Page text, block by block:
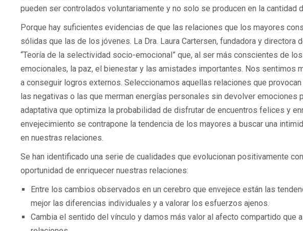
pueden ser controlados voluntariamente y no solo se producen en la cantidad
Porque hay suficientes evidencias de que las relaciones que los mayores
sólidas que las de los jóvenes. La Dra. Laura Cartersen, fundadora y directora
“Teoría de la selectividad socio-emocional” que, al ser más conscientes de
emocionales, la paz, el bienestar y las amistades importantes. Nos sentimos
a conseguir logros externos. Seleccionamos aquellas relaciones que
las negativas o las que merman energías personales sin devolver emociones
adaptativa que optimiza la probabilidad de disfrutar de encuentros felices y
envejecimiento se contrapone la tendencia de los mayores a buscar una
en nuestras relaciones.
Se han identificado una serie de cualidades que evolucionan positivamente
oportunidad de enriquecer nuestras relaciones:
Entre los cambios observados en un cerebro que envejece están las
mejor las diferencias individuales y a valorar los esfuerzos ajenos.
Cambia el sentido del vínculo y damos más valor al afecto compartido